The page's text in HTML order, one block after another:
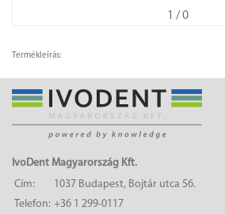
1 / 0
Termékleírás:
IvoDent Magyarország Kft.
Cím:
1037 Budapest, Bojtár utca 56.
Telefon: +36 1 299-0117